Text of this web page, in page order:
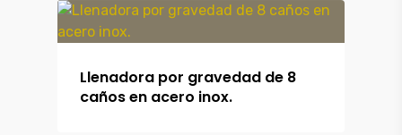
Llenadora por gravedad de 8
caños en acero inox.Productos